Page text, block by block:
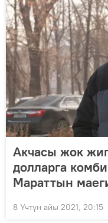
Акчасы жок
долларга
Мараттын
8 Үчтүн айы 2021, 20:15